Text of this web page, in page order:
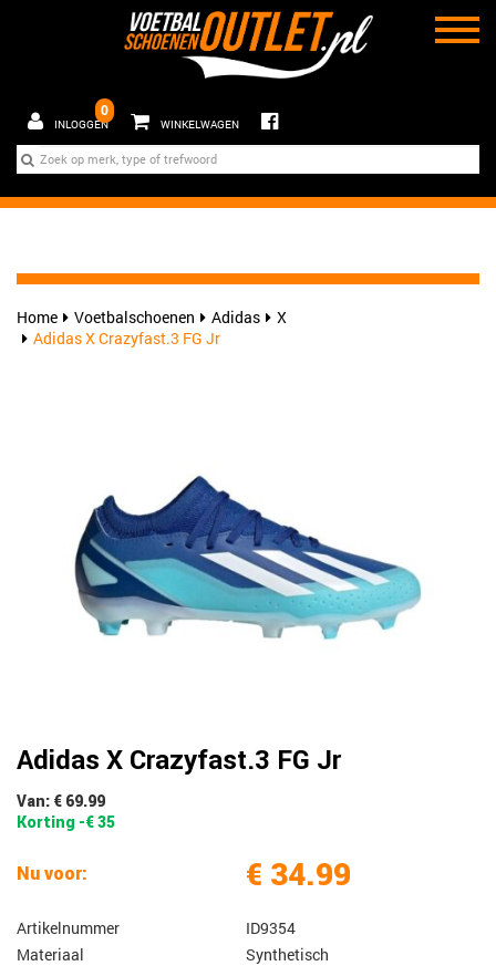
INLOGGEN
0
WINKELWAGEN
Home Voetbalschoenen Adidas
X
Adidas X Crazyfast.3 FG Jr
Adidas X Crazyfast.3 FG Jr
Van: € 69.99
Korting -€ 35
Nu voor: € 34.99
Artikelnummer
ID9354
Materiaal
Synthetisch